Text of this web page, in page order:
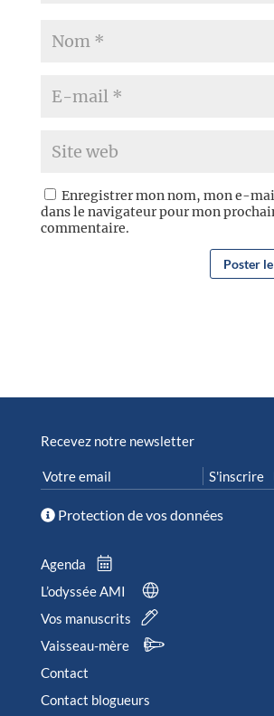
Enregistrer mon nom, mon e-
dans le navigateur pour mon
commentaire.
Recevez notre newsletter
Protection de vos données
Agenda
L’odyssée AMI
Vos manuscrits
Vaisseau-mère
Contact
Contact blogueurs